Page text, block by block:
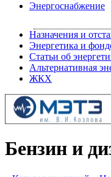
Энергоснабжение
Назначения и
Энергетика и
Статьи об
Альтернативная
ЖКХ
Бензин и